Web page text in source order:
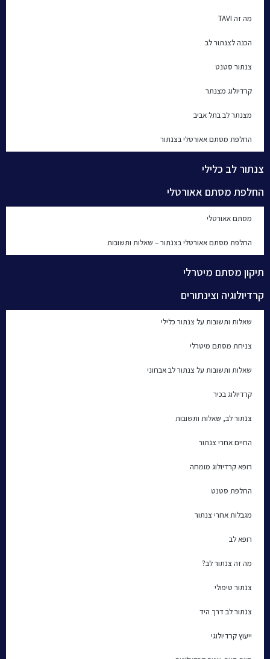
מה זה TAVI
הכנה לצנתור לב
צנתור סטנט
קרדיולוג מצנתר
מצנתר לב בתל אביב
החלפת מסתם אאורטלי בצנתור
צנתור לב כלילי
החלפת מסתם אאורטלי
מסתם אאורטלי
החלפת מסתם אאורטלי בצנתור – שאלות ותשובות
תיקון מסתם מיטרלי
קרדיולוגיה וצינתורים
שאלות ותשובות על צנתור כלילי
צניחת מסתם מיטרלי
שאלות ותשובות על צנתור לב אבחוני
קרדיולוג בכיר
צנתור לב, שאלות ותשובות
החיים אחרי צנתור
רופא קרדיולוג מומחה
החלפת סטנט
מגבלות אחרי צנתור
רופא לב
מה זה צנתור לב?
צנתור טיפולי
צנתור לב דרך היד
ייעוץ קרדיולוגי